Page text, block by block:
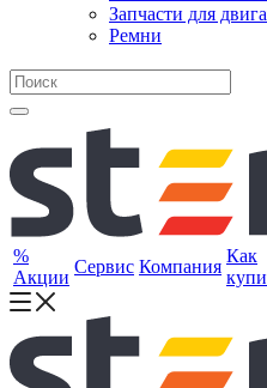
Запчасти для
Ремни
%
Акции
Сервис Компания
Как